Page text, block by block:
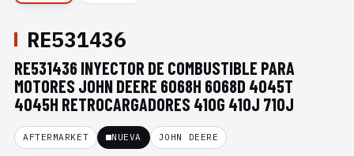
RE531436
RE531436 INYECTOR DE COMBUSTIBLE PARA
MOTORES JOHN DEERE 6068H 6068D 4045T
4045H RETROCARGADORES 410G 410J 710J
AFTERMARKET NUEVA JOHN DEERE